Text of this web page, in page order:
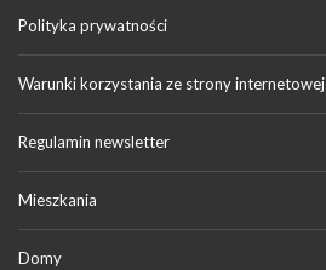
Polityka prywatności
Warunki korzystania ze strony internetowej
Regulamin newsletter
Mieszkania
Domy